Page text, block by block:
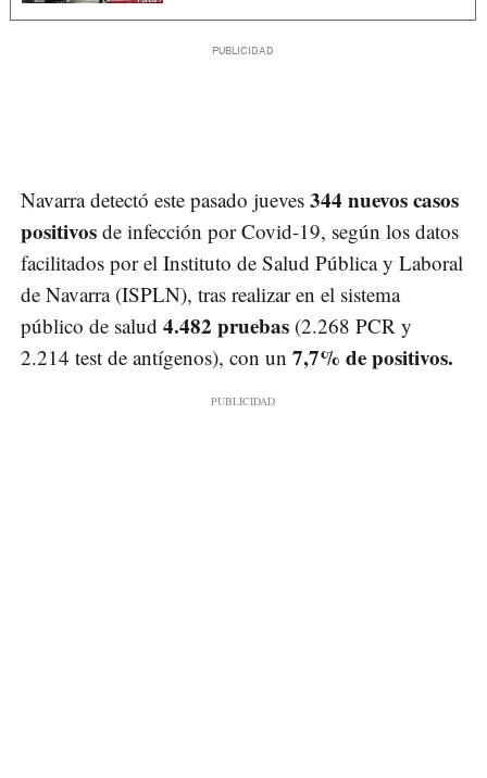
Navarra detectó este pasado jueves 344 nuevos casos
positivos de infección por Covid-19, según los datos
facilitados por el Instituto de Salud Pública y Laboral
de Navarra (ISPLN), tras realizar en el sistema
público de salud 4.482 pruebas (2.268 PCR y
2.214 test de antígenos), con un 7,7% de positivos.